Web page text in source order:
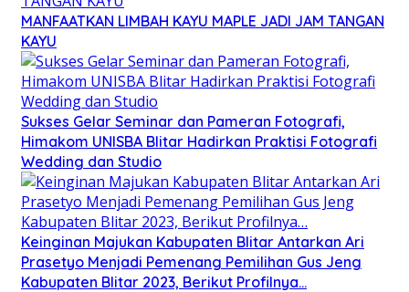
MANFAATKAN LIMBAH KAYU MAPLE JADI JAM TANGAN
KAYU
Sukses Gelar Seminar dan Pameran Fotografi,
Himakom UNISBA Blitar Hadirkan Praktisi Fotografi
Wedding dan Studio
Keinginan Majukan Kabupaten Blitar Antarkan Ari
Prasetyo Menjadi Pemenang Pemilihan Gus Jeng
Kabupaten Blitar 2023, Berikut Profilnya…